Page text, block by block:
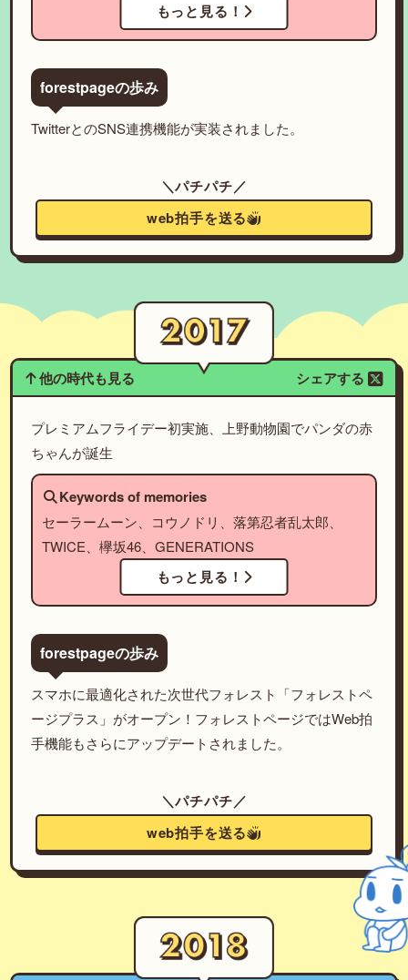
もっと見る！
forestpageの歩み
TwitterとのSNS連携機能が実装されました。
＼パチパチ／
web拍手を送る
他の時代も見る シェアする
プレミアムフライデー初実施、上野動物園でパンダの赤
ちゃんが誕生
Keywords of memories
セーラームーン、コウノドリ、落第忍者乱太郎、
TWICE、欅坂46、GENERATIONS
もっと見る！
forestpageの歩み
スマホに最適化された次世代フォレスト「フォレストペ
ージプラス」がオープン！フォレストページではWeb拍
手機能もさらにアップデートされました。
＼パチパチ／
web拍手を送る